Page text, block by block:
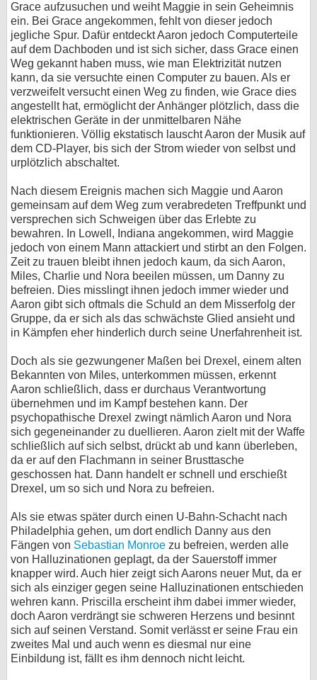
Grace aufzusuchen und weiht Maggie in sein Geheimnis
ein. Bei Grace angekommen, fehlt von dieser jedoch
jegliche Spur. Dafür entdeckt Aaron jedoch Computerteile
auf dem Dachboden und ist sich sicher, dass Grace einen
Weg gekannt haben muss, wie man Elektrizität nutzen
kann, da sie versuchte einen Computer zu bauen. Als er
verzweifelt versucht einen Weg zu finden, wie Grace dies
angestellt hat, ermöglicht der Anhänger plötzlich, dass die
elektrischen Geräte in der unmittelbaren Nähe
funktionieren. Völlig ekstatisch lauscht Aaron der Musik auf
dem CD-Player, bis sich der Strom wieder von selbst und
urplötzlich abschaltet.
Nach diesem Ereignis machen sich Maggie und Aaron
gemeinsam auf dem Weg zum verabredeten Treffpunkt und
versprechen sich Schweigen über das Erlebte zu
bewahren. In Lowell, Indiana angekommen, wird Maggie
jedoch von einem Mann attackiert und stirbt an den Folgen.
Zeit zu trauen bleibt ihnen jedoch kaum, da sich Aaron,
Miles, Charlie und Nora beeilen müssen, um Danny zu
befreien. Dies misslingt ihnen jedoch immer wieder und
Aaron gibt sich oftmals die Schuld an dem Misserfolg der
Gruppe, da er sich als das schwächste Glied ansieht und
in Kämpfen eher hinderlich durch seine Unerfahrenheit ist.
Doch als sie gezwungener Maßen bei Drexel, einem alten
Bekannten von Miles, unterkommen müssen, erkennt
Aaron schließlich, dass er durchaus Verantwortung
übernehmen und im Kampf bestehen kann. Der
psychopathische Drexel zwingt nämlich Aaron und Nora
sich gegeneinander zu duellieren. Aaron zielt mit der Waffe
schließlich auf sich selbst, drückt ab und kann überleben,
da er auf den Flachmann in seiner Brusttasche
geschossen hat. Dann handelt er schnell und erschießt
Drexel, um so sich und Nora zu befreien.
Als sie etwas später durch einen U-Bahn-Schacht nach
Philadelphia gehen, um dort endlich Danny aus den
Fängen von Sebastian Monroe zu befreien, werden alle
von Halluzinationen geplagt, da der Sauerstoff immer
knapper wird. Auch hier zeigt sich Aarons neuer Mut, da er
sich als einziger gegen seine Halluzinationen entschieden
wehren kann. Priscilla erscheint ihm dabei immer wieder,
doch Aaron verdrängt sie schweren Herzens und besinnt
sich auf seinen Verstand. Somit verlässt er seine Frau ein
zweites Mal und auch wenn es diesmal nur eine
Einbildung ist, fällt es ihm dennoch nicht leicht.